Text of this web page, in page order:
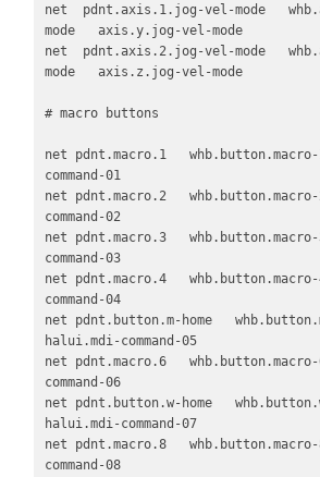
net  pdnt.axis.1.jog-vel-mode
mode   axis.y.jog-vel-mode
net  pdnt.axis.2.jog-vel-mode
mode   axis.z.jog-vel-mode
# macro buttons
net pdnt.macro.1
command-01
net pdnt.macro.2
command-02
net pdnt.macro.3
command-03
net pdnt.macro.4
command-04
net pdnt.button.m-home
halui.mdi-command-05
net pdnt.macro.6
command-06
net pdnt.button.w-home
halui.mdi-command-07
net pdnt.macro.8
command-08